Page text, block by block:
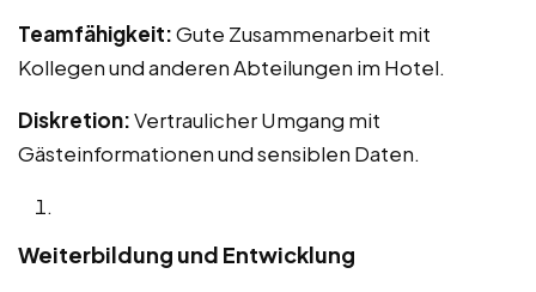
Teamfähigkeit:Gute Zusammenarbeit mit
Kollegen und anderen Abteilungen im Hotel.
Diskretion:Vertraulicher Umgang mit
Gästeinformationen und sensiblen Daten.
Weiterbildung und Entwicklung